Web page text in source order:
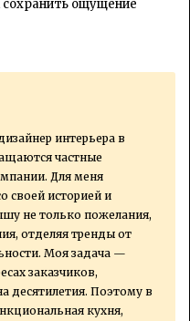
ощущение
интерьера в
частные
Для меня
своей историей и
не только пожелания,
отделяя тренды от
Моя задача —
заказчиков,
десятилетия. Поэтому в
кухня,